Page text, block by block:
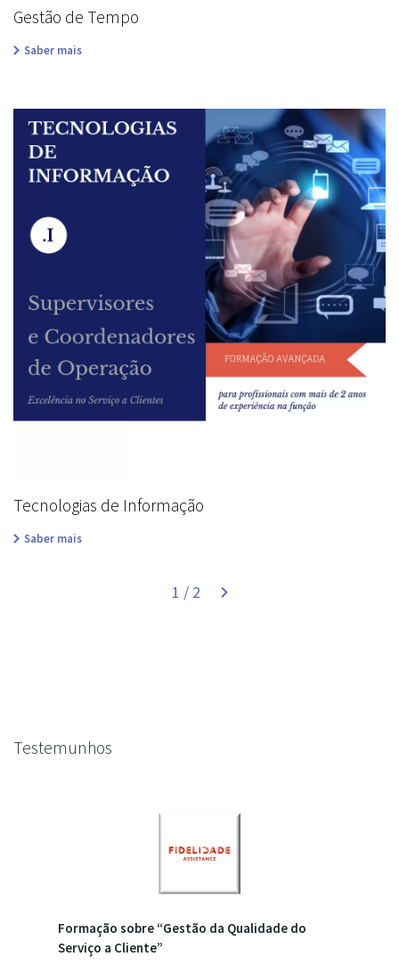
Gestão de Tempo
Saber mais
Tecnologias de Informação
Saber mais
1 / 2
Testemunhos
Reunião anual de Parceiros sobre “Como
converter Clientes em Fãs em contextos B2B”